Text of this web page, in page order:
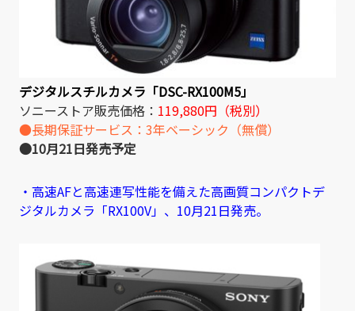
デジタルスチルカメラ「DSC-RX100M5」
ソニーストア販売価格： 119,880円（税別）
●長期保証サービス：3年ベーシック（無償）
●10月21日発売予定
・高速AFと高速連写性能を備えた高画質コンパクトデ
ジタルカメラ「RX100V」、10月21日発売。